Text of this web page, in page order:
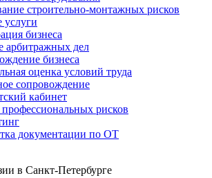
строительно-монтажных рисков
бизнеса
арбитражных дел
бизнеса
оценка условий труда
сопровождение
кабинет
рисков
документации по ОТ
в Санкт-Петербурге